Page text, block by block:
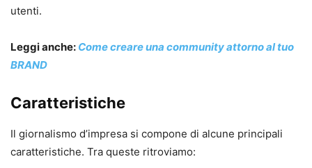
utenti.
Leggi anche: Come creare una community attorno al tuo
BRAND
Caratteristiche
Il giornalismo d’impresa si compone di alcune principali
caratteristiche. Tra queste ritroviamo: